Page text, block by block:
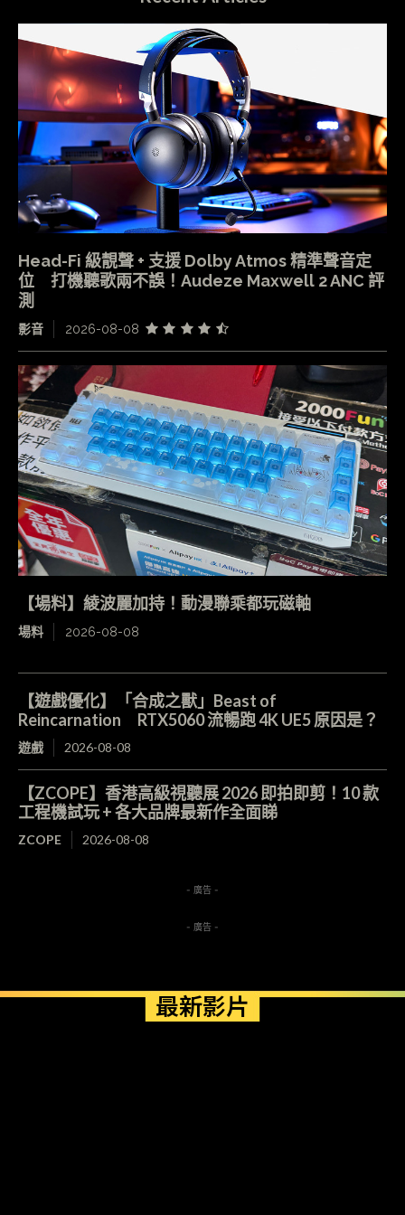
Head-Fi 級靚聲 + 支援 Dolby Atmos 精準聲音定
位 打機聽歌兩不誤！Audeze Maxwell 2 ANC 評
測
影音 2026-08-08
【場料】綾波麗加持！動漫聯乘都玩磁軸
場料 2026-08-08
【遊戲優化】「合成之獸」Beast of
Reincarnation RTX5060 流暢跑 4K UE5 原因是？
遊戲 2026-08-08
【ZCOPE】香港高級視聽展 2026 即拍即剪！10 款
工程機試玩 + 各大品牌最新作全面睇
ZCOPE 2026-08-08
- 廣告 -
- 廣告 -
最新影片